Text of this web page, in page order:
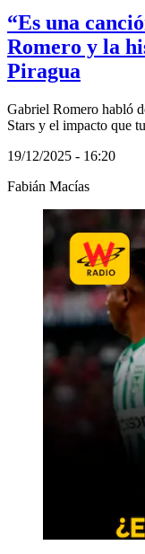
“Es una
Romero y la
Piragua
Gabriel Romero habló
Stars y el impacto que
19/12/2025 - 16:20
Fabián Macías